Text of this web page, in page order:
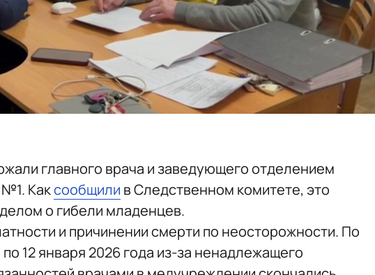
главного врача и заведующего отделением
Каксообщили в Следственном комитете, это
о гибели младенцев.
и причинении смерти по неосторожности. По
12 января 2026 года из-за ненадлежащего